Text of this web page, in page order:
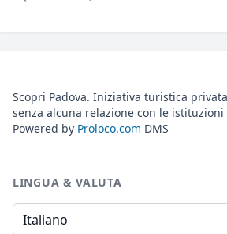
Scopri Padova. Iniziativa turistica
senza alcuna relazione con le istituzioni
Powered by Proloco.com DMS
LINGUA & VALUTA
Lingua